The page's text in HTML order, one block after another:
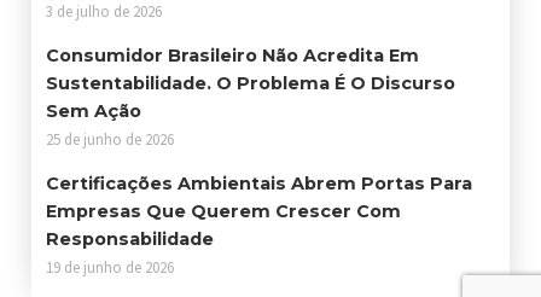
3 de julho de 2026
Consumidor Brasileiro Não Acredita Em
Sustentabilidade. O Problema É O Discurso
Sem Ação
25 de junho de 2026
Certificações Ambientais Abrem Portas Para
Empresas Que Querem Crescer Com
Responsabilidade
19 de junho de 2026